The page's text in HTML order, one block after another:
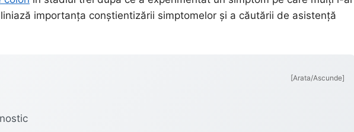
importanța conștientizării simptomelor și a căutării de asistență
[Arata/Ascunde]